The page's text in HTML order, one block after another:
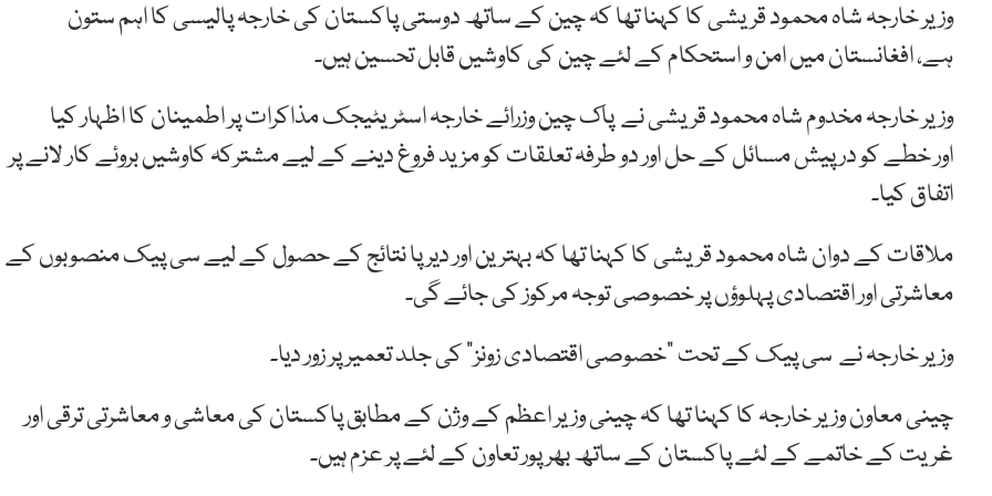
وزیر خارجہ شاہ محمود قریشی کا کہنا تھا کہ چین کے ساتھ دوستی پاکستان کی خارجہ پالیسی کا اہم ستون
ہے، افغانستان میں امن و استحکام کے لئے چین کی کاوشیں قابل تحسین ہیں۔
وزیر خارجہ مخدوم شاہ محمود قریشی نے پاک چین وزرائے خارجہ اسٹریٹیجک مذاکرات پر اطمینان کا اظہار کیا
اور خطے کو درپیش مسائل کے حل اور دو طرفہ تعلقات کو مزید فروغ دینے کے لیے مشترکہ کاوشیں بروئے کار لانے پر
اتفاق کیا۔
ملاقات کے دوان شاہ محمود قریشی کا کہنا تھا کہ بہترین اور دیرپا نتائج کے حصول کے لیے سی پیک منصوبوں کے
معاشرتی اور اقتصادی پہلوؤں پر خصوصی توجہ مرکوز کی جائے گی۔
وزیر خارجہ نے سی پیک کے تحت “خصوصی اقتصادی زونز” کی جلد تعمیر پر زور دیا۔
چینی معاون وزیر خارجہ کا کہنا تھا کہ چینی وزیر اعظم کے وژن کے مطابق پاکستان کی معاشی و معاشرتی ترقی اور
غریت کے خاتمے کے لئے پاکستان کے ساتھ بھرپور تعاون کے لئے پر عزم ہیں۔